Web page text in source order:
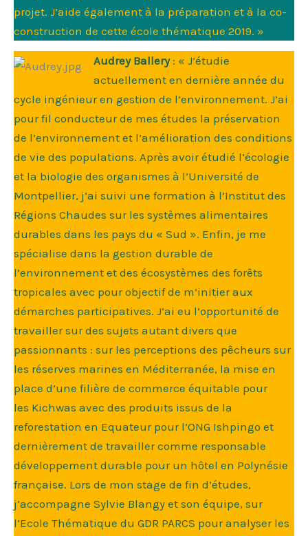
projet. J’aide également à la préparation et à la co-
construction de cette école thématique 2019. »
Audrey Ballery: « J’étudie
actuellement en dernière année du
cycle ingénieur en gestion de l’environnement. J’ai
pour fil conducteur de mes études la préservation
de l’environnement et l’amélioration des conditions
de vie des populations. Après avoir étudié l’écologie
et la biologie des organismes à l’Université de
Montpellier, j’ai suivi une formation à l’Institut des
Régions Chaudes sur les systèmes alimentaires
durables dans les pays du « Sud ». Enfin, je me
spécialise dans la gestion durable de
l’environnement et des écosystèmes des forêts
tropicales avec pour objectif de m’initier aux
démarches participatives. J’ai eu l’opportunité de
travailler sur des sujets autant divers que
passionnants : sur les perceptions des pêcheurs sur
les réserves marines en Méditerranée, la mise en
place d’une filière de commerce équitable pour
les Kichwas avec des produits issus de la
reforestation en Equateur pour l’ONG Ishpingo et
dernièrement de travailler comme responsable
développement durable pour un hôtel en Polynésie
française. Lors de mon stage de fin d’études,
j’accompagne Sylvie Blangy et son équipe, sur
l’Ecole Thématique du GDR PARCS pour analyser les